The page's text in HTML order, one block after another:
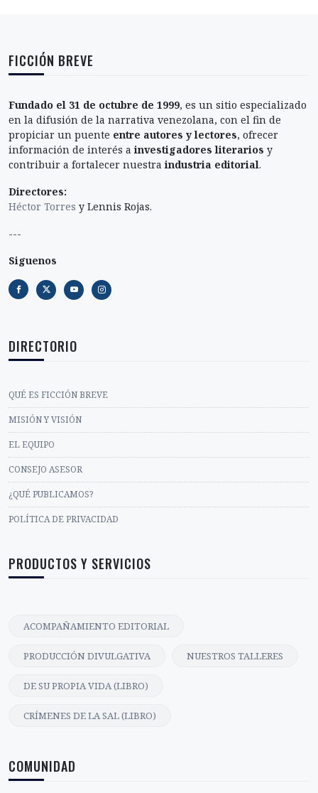
FICCIÓN BREVE
Fundado el 31 de octubre de 1999, es un sitio especializado
en la difusión de la narrativa venezolana, con el fin de
propiciar un puente entre autores y lectores, ofrecer
información de interés ainvestigadores literarios y
contribuir a fortalecer nuestraindustria editorial.
Directores:
Héctor Torres y Lennis Rojas.
---
Siguenos
DIRECTORIO
QUÉ ES FICCIÓN BREVE
MISIÓN Y VISIÓN
EL EQUIPO
CONSEJO ASESOR
¿QUÉ PUBLICAMOS?
POLÍTICA DE PRIVACIDAD
PRODUCTOS Y SERVICIOS
ACOMPAÑAMIENTO EDITORIAL
PRODUCCIÓN DIVULGATIVA NUESTROS TALLERES
DE SU PROPIA VIDA (LIBRO)
CRÍMENES DE LA SAL (LIBRO)
COMUNIDAD